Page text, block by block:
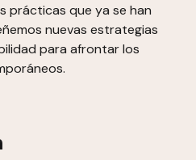
prácticas que ya se han
nuevas estrategias
para afrontar los